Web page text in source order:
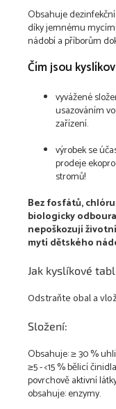
Obsahuje
díky jemnému
nádobí a příborům
Čím jsou
vyvážené
usazováním
zařízení.
výrobek se
prodeje
stromů!
Bez fosfátů,
biologicky
nepoškozují
mytí dětského
Jak kyslíkové
Odstraňte obal a
Složení:
Obsahuje: ≥ 30 %
≥5 - <15 % bělicí
povrchově aktivní
obsahuje: enzymy.